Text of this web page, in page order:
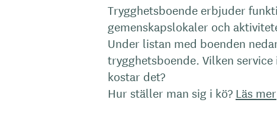
Trygghetsboende erbjuder
gemenskapslokaler och
Under listan med boenden
trygghetsboende. Vilken
kostar det?
Hur ställer man sig i kö? Läs mer